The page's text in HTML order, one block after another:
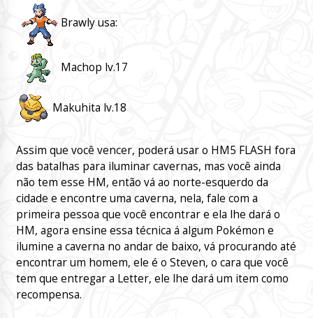
Brawly usa:
Machop lv.17
Makuhita lv.18
Assim que você vencer, poderá usar o HM5 FLASH fora
das batalhas para iluminar cavernas, mas você ainda
não tem esse HM, então vá ao norte-esquerdo da
cidade e encontre uma caverna, nela, fale com a
primeira pessoa que você encontrar e ela lhe dará o
HM, agora ensine essa técnica á algum Pokémon e
ilumine a caverna no andar de baixo, vá procurando até
encontrar um homem, ele é o Steven, o cara que você
tem que entregar a Letter, ele lhe dará um item como
recompensa.